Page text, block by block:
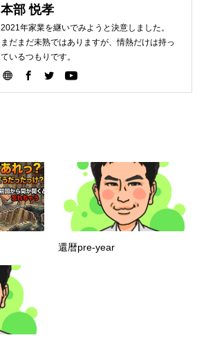
本部 悦孝
2021年家業を継いでみようと決意しました。
まだまだ未熟ではありますが、情熱だけは持っ
ているつもりです。
還暦pre-year